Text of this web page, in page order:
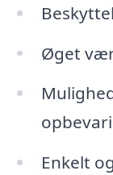
Øget
Enkelt